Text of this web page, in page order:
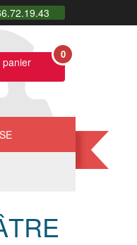
panier
0